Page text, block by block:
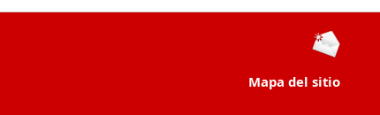
Mapa del sitio